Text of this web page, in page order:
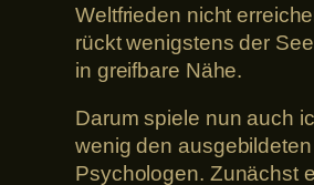
Weltfrieden nicht
rückt wenigstens der
in greifbare Nähe.
Darum spiele nun auch
wenig den ausgebildeten
Psychologen. Zunächst